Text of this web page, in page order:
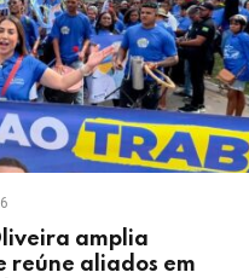
amplia
reúne aliados em